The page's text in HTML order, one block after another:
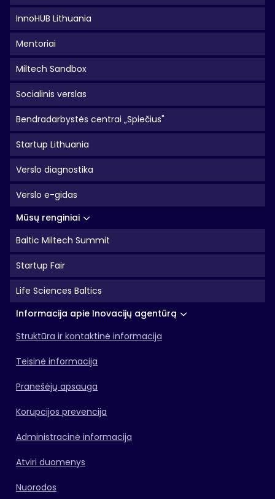
InnoHUB Lithuania
Mentoriai
Miltech Sandbox
Socialinis verslas
Bendradarbystės centrai „Spiečius"
Startup Lithuania
Verslo diagnostika
Verslo e-gidas
Mūsų renginiai
Baltic Miltech Summit
Startup Fair
Life Sciences Baltics
Informacija apie Inovacijų agentūrą
Struktūra ir kontaktinė informacija
Teisinė informacija
Pranešėjų apsauga
Korupcijos prevencija
Administracinė informacija
Atviri duomenys
Nuorodos